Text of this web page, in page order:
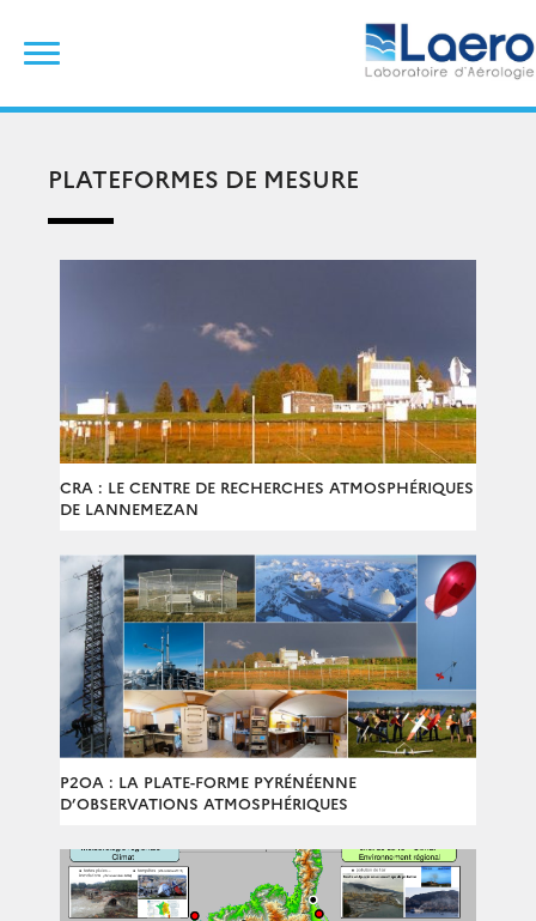
content
PLATEFORMES DE MESURE
CRA : LE CENTRE DE RECHERCHES ATMOSPHÉRIQUES
DE LANNEMEZAN
P2OA : LA PLATE-FORME PYRÉNÉENNE
D’OBSERVATIONS ATMOSPHÉRIQUES